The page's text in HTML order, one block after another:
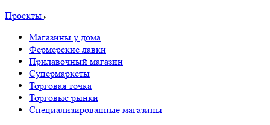
Проекты
Магазины у дома
Фермерские лавки
Прилавочный магазин
Супермаркеты
Торговая точка
Торговые рынки
Специализированные магазины